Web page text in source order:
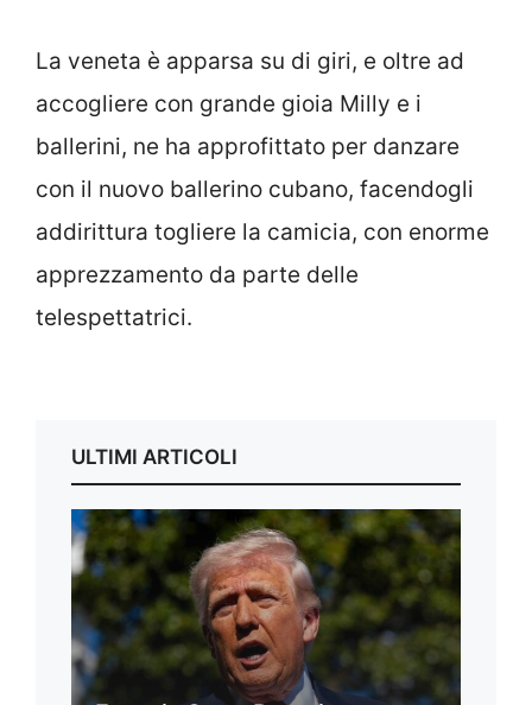
La veneta è apparsa su di giri, e oltre ad
accogliere con grande gioia Milly e i
ballerini, ne ha approfittato per danzare
con il nuovo ballerino cubano, facendogli
addirittura togliere la camicia, con enorme
apprezzamento da parte delle
telespettatrici.
ULTIMI ARTICOLI